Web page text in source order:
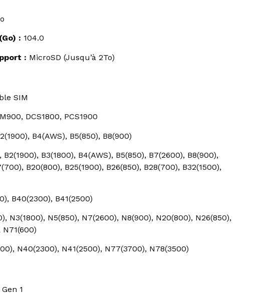
: 104.0
: MicroSD (Jusqu’à 2To)
SIM
DCS1800, PCS1900
B4(AWS), B5(850), B8(900)
B2(1900), B3(1800), B4(AWS), B5(850), B7(2600), B8(900),
B20(800), B25(1900), B26(850), B28(700), B32(1500),
B40(2300), B41(2500)
N3(1800), N5(850), N7(2600), N8(900), N20(800), N26(850),
N40(2300), N41(2500), N77(3700), N78(3500)
1